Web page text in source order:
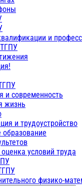
и
и современность
жизнь
и трудоустройство
условий труда
физико-